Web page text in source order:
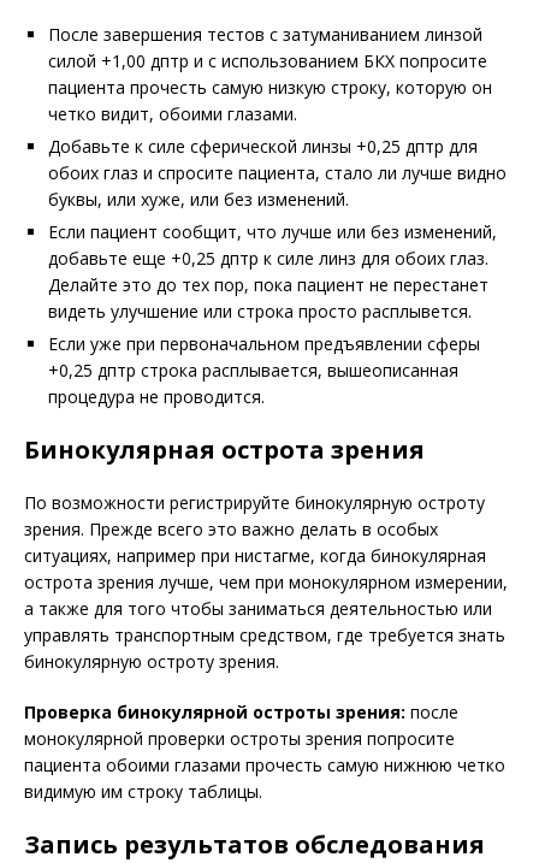
После завершения тестов с затуманиванием линзой
силой +1,00 дптр и с использованием БКХ попросите
пациента прочесть самую низкую строку, которую он
четко видит, обоими глазами.
Добавьте к силе сферической линзы +0,25 дптр для
обоих глаз и спросите пациента, стало ли лучше видно
буквы, или хуже, или без изменений.
Если пациент сообщит, что лучше или без изменений,
добавьте еще +0,25 дптр к силе линз для обоих глаз.
Делайте это до тех пор, пока пациент не перестанет
видеть улучшение или строка просто расплывется.
Если уже при первоначальном предъявлении сферы
+0,25 дптр строка расплывается, вышеописанная
процедура не проводится.
Бинокулярная острота зрения
По возможности регистрируйте бинокулярную остроту
зрения. Прежде всего это важно делать в особых
ситуациях, например при нистагме, когда бинокулярная
острота зрения лучше, чем при монокулярном измерении,
а также для того чтобы заниматься деятельностью или
управлять транспортным средством, где требуется знать
бинокулярную остроту зрения.
Проверка бинокулярной остроты зрения: после
монокулярной проверки остроты зрения попросите
пациента обоими глазами прочесть самую нижнюю четко
видимую им строку таблицы.
Запись результатов обследования